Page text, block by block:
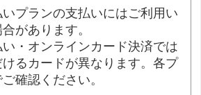
プランの支払いにはご利用い
があります。
い・オンラインカード決済では
るカードが異なります。各プ
確認ください。